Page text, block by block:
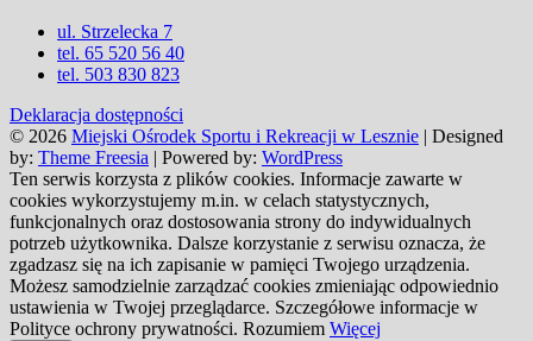
ul. Strzelecka 7
tel. 65 520 56 40
tel. 503 830 823
Deklaracja dostępności
© 2026 Miejski Ośrodek Sportu i Rekreacji w Lesznie | Designed
by: Theme Freesia | Powered by: WordPress
Ten serwis korzysta z plików cookies. Informacje zawarte w
cookies wykorzystujemy m.in. w celach statystycznych,
funkcjonalnych oraz dostosowania strony do indywidualnych
potrzeb użytkownika. Dalsze korzystanie z serwisu oznacza, że
zgadzasz się na ich zapisanie w pamięci Twojego urządzenia.
Możesz samodzielnie zarządzać cookies zmieniając odpowiednio
ustawienia w Twojej przeglądarce. Szczegółowe informacje w
Polityce ochrony prywatności. Rozumiem Więcej